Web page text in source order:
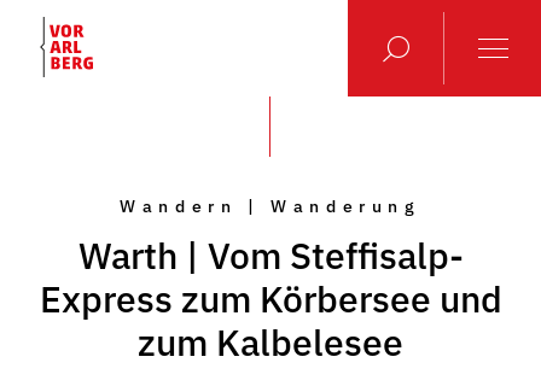
Wandern | Wanderung
Warth | Vom Steffisalp-
Express zum Körbersee und
zum Kalbelesee